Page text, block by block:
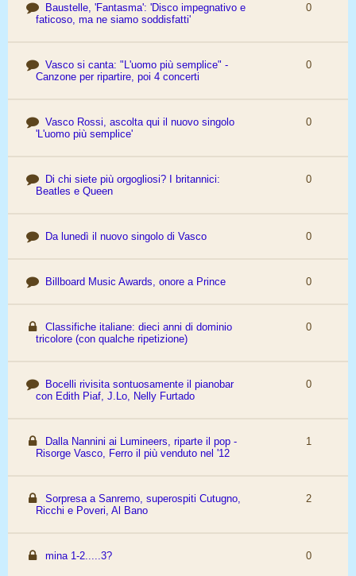
Baustelle, 'Fantasma': 'Disco impegnativo e
faticoso, ma ne siamo soddisfatti'
0
Vasco si canta: "L'uomo più semplice" -
Canzone per ripartire, poi 4 concerti
0
Vasco Rossi, ascolta qui il nuovo singolo
'L'uomo più semplice'
0
Di chi siete più orgogliosi? I britannici:
Beatles e Queen
0
Da lunedì il nuovo singolo di Vasco 0
Billboard Music Awards, onore a Prince 0
Classifiche italiane: dieci anni di dominio
tricolore (con qualche ripetizione)
0
Bocelli rivisita sontuosamente il pianobar
con Edith Piaf, J.Lo, Nelly Furtado
0
Dalla Nannini ai Lumineers, riparte il pop -
Risorge Vasco, Ferro il più venduto nel '12
1
Sorpresa a Sanremo, superospiti Cutugno,
Ricchi e Poveri, Al Bano
2
mina 1-2.....3? 0